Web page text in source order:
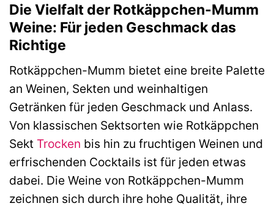
Die Vielfalt der Rotkäppchen-Mumm
Weine: Für jeden Geschmack das
Richtige
Rotkäppchen-Mumm bietet eine breite Palette
an Weinen, Sekten und weinhaltigen
Getränken für jeden Geschmack und Anlass.
Von klassischen Sektsorten wie Rotkäppchen
Sekt Trocken bis hin zu fruchtigen Weinen und
erfrischenden Cocktails ist für jeden etwas
dabei. Die Weine von Rotkäppchen-Mumm
zeichnen sich durch ihre hohe Qualität, ihre